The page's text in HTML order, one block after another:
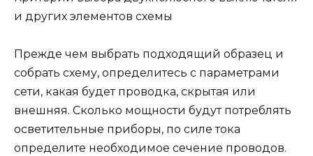
и других элементов схемы
Прежде чем выбрать подходящий образец и
собрать схему, определитесь с параметрами
сети, какая будет проводка, скрытая или
внешняя. Сколько мощности будут потреблять
осветительные приборы, по силе тока
определите необходимое сечение проводов.